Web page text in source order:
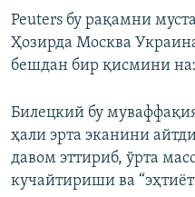
Реuters бу рақамни
Ҳозирда Москва
бешдан бир қисмини
Билецкий бу
ҳали эрта эканини
давом эттириб, ўрта
кучайтириши ва